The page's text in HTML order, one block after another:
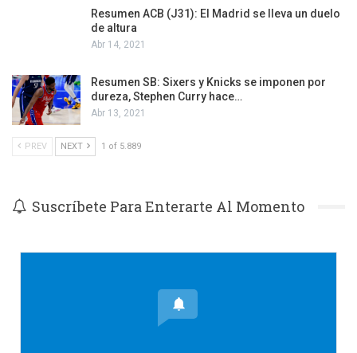
Resumen ACB (J31): El Madrid se lleva un duelo
de altura
Abr 14, 2021
Resumen SB: Sixers y Knicks se imponen por
dureza, Stephen Curry hace…
Abr 13, 2021
PREV NEXT 1 of 5.889
Suscríbete Para Enterarte Al Momento